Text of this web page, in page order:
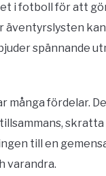
i fotboll för att
spännande
många fördelar.
till en
varandra.